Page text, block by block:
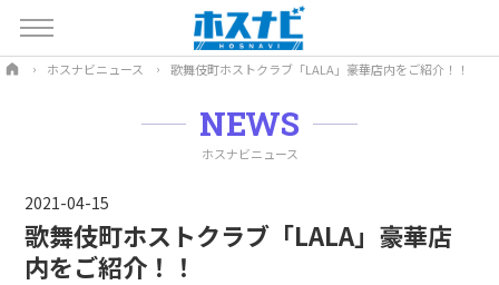
ホスナビニュース 歌舞伎町ホストクラブ「LALA」豪華店内をご紹介！！
NEWS
ホスナビニュース
2021-04-15
歌舞伎町ホストクラブ「LALA」豪華店
内をご紹介！！